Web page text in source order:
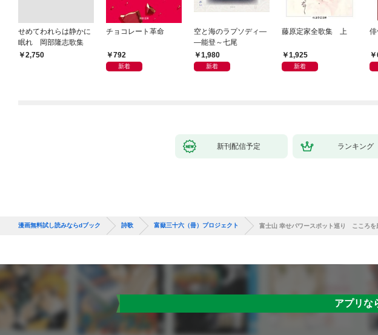
せめてわれらは静かに
眠れ 岡部隆志歌集
￥2,750
チョコレート革命
792
新着
空と海のラプソディ―
―能登～七尾
1,980
新着
藤原定家全歌集 上
1,925
新着
俳
新刊配信予定 ランキング
漫画無料試し読みならdブック 詩歌 富嶽三十六（冊）プロジェクト 富士山 幸せパワースポット巡り こころ
アプリな